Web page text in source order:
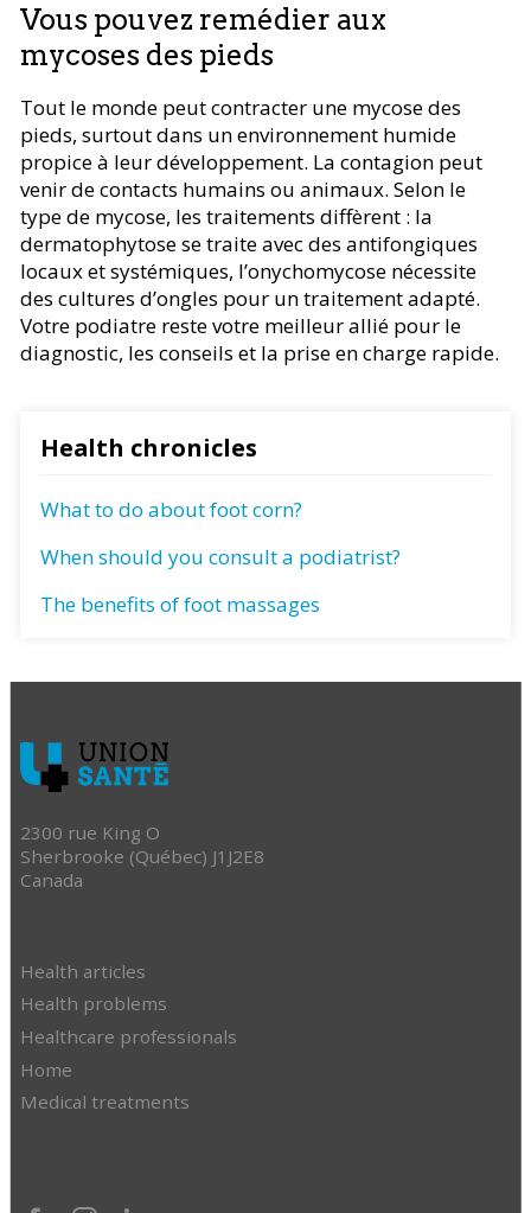
Vous pouvez remédier aux
mycoses des pieds
Tout le monde peut contracter une mycose des
pieds, surtout dans un environnement humide
propice à leur développement. La contagion peut
venir de contacts humains ou animaux. Selon le
type de mycose, les traitements diffèrent : la
dermatophytose se traite avec des antifongiques
locaux et systémiques, l’onychomycose nécessite
des cultures d’ongles pour un traitement adapté.
Votre podiatre reste votre meilleur allié pour le
diagnostic, les conseils et la prise en charge rapide.
Health chronicles
What to do about foot corn?
When should you consult a podiatrist?
The benefits of foot massages
2300 rue King O
Sherbrooke (Québec) J1J2E8
Canada
Health articles
Health problems
Healthcare professionals
Home
Medical treatments